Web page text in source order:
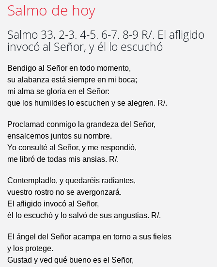
Salmo de hoy
Salmo 33, 2-3. 4-5. 6-7. 8-9 R/. El afligido
invocó al Señor, y él lo escuchó
Bendigo al Señor en todo momento,
su alabanza está siempre en mi boca;
mi alma se gloría en el Señor:
que los humildes lo escuchen y se alegren. R/.
Proclamad conmigo la grandeza del Señor,
ensalcemos juntos su nombre.
Yo consulté al Señor, y me respondió,
me libró de todas mis ansias. R/.
Contempladlo, y quedaréis radiantes,
vuestro rostro no se avergonzará.
El afligido invocó al Señor,
él lo escuchó y lo salvó de sus angustias. R/.
El ángel del Señor acampa en torno a sus fieles
y los protege.
Gustad y ved qué bueno es el Señor,